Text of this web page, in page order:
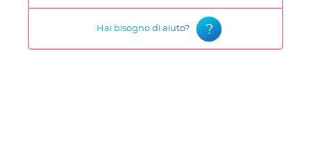
Hai bisogno di aiuto? ?